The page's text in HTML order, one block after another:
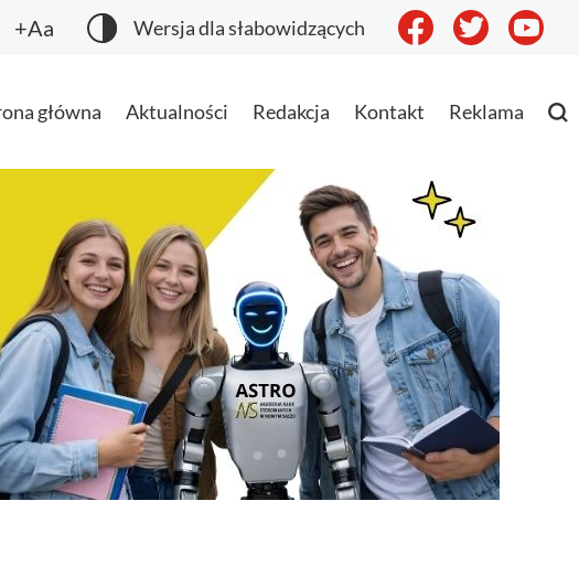
+Aa Wersja dla słabowidzących
główna Aktualności Redakcja Kontakt Reklama